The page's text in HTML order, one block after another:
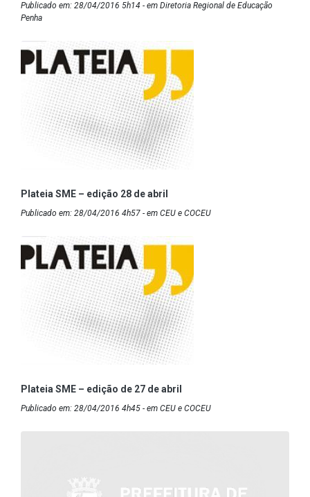
Publicado em: 28/04/2016 5h14 - em Diretoria Regional de Educação
Penha
Plateia SME – edição 28 de abril
Publicado em: 28/04/2016 4h57 - em CEU e COCEU
Plateia SME – edição de 27 de abril
Publicado em: 28/04/2016 4h45 - em CEU e COCEU